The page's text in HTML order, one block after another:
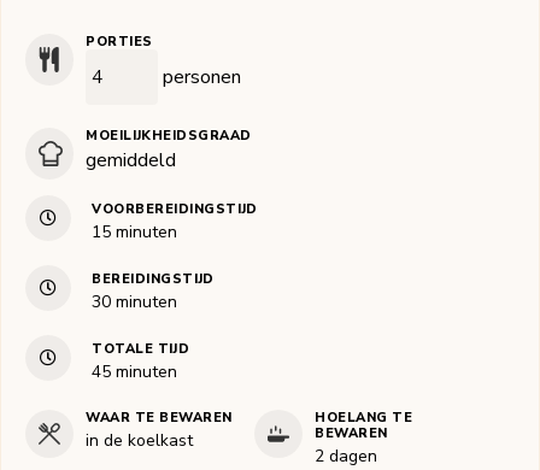
PORTIES
personen
MOEILIJKHEIDSGRAAD
gemiddeld
VOORBEREIDINGSTIJD
15minuten
minuten
BEREIDINGSTIJD
30minuten
minuten
TOTALE TIJD
45minuten
minuten
WAAR TE BEWAREN
in de koelkast
HOELANG TE
BEWAREN
2 dagen